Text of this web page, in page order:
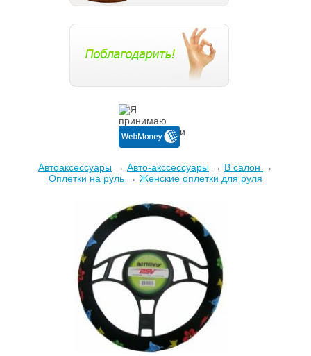
Автоаксессуары→ Авто-акссессуары→ В салон →
Оплетки на руль → Женские оплетки для руля